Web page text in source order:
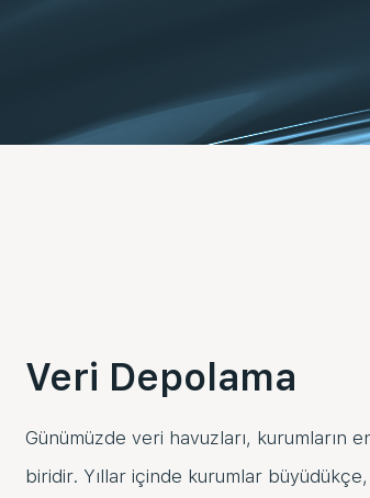
Veri Depolama
Günümüzde veri havuzları, kurumların
biridir. Yıllar içinde kurumlar büyüdükçe,